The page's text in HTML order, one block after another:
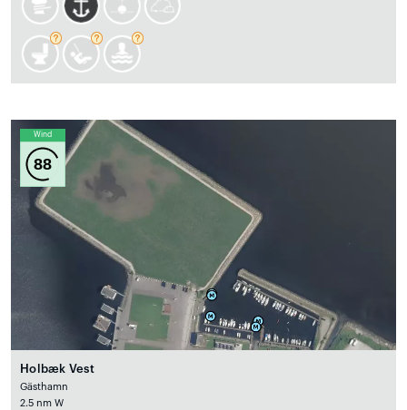
Wind
88
Holbæk Vest
Gästhamn
2.5 nm W